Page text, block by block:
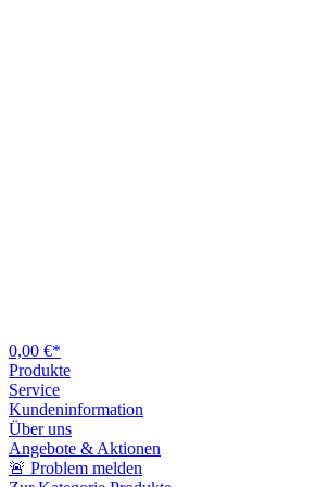
0,00 €*
Produkte
Service
Kundeninformation
Über uns
Angebote & Aktionen
🚨 Problem melden